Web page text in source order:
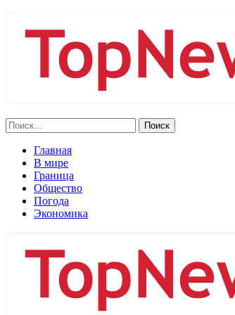
Главная
В мире
Граница
Общество
Погода
Экономика